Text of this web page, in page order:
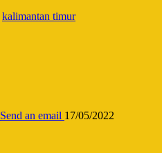
kalimantan timur
Send an email 17/05/2022